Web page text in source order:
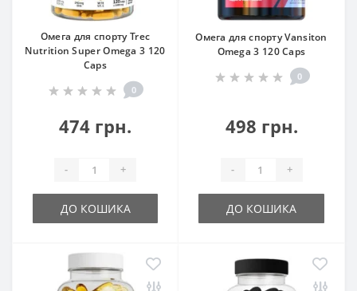
Омега для спорту Trec
Nutrition Super Omega 3 120
Caps
0
474 грн.
- +
ДО КОШИКА
Омега для спорту Vansiton
Omega 3 120 Caps
0
498 грн.
- +
ДО КОШИКА